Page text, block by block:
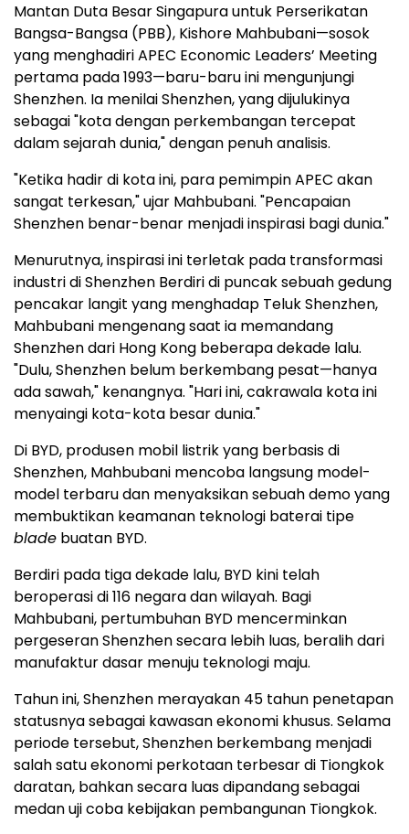
Mantan Duta Besar Singapura untuk Perserikatan
Bangsa-Bangsa (PBB), Kishore Mahbubani—sosok
yang menghadiri APEC Economic Leaders’ Meeting
pertama pada 1993—baru-baru ini mengunjungi
Shenzhen. Ia menilaiShenzhen, yang dijulukinya
sebagai "kota dengan perkembangan tercepat
dalam sejarah dunia," dengan penuh analisis.
"Ketika hadir di kota ini, para pemimpin APEC akan
sangat terkesan," ujar Mahbubani. "Pencapaian
Shenzhen benar-benar menjadi inspirasi bagi dunia."
Menurutnya, inspirasi ini terletak pada transformasi
industri di Shenzhen Berdiri di puncak sebuah gedung
pencakar langit yang menghadap Teluk Shenzhen,
Mahbubani mengenang saat ia memandang
Shenzhendari Hong Kong beberapa dekade lalu.
"Dulu,Shenzhen belum berkembang pesat—hanya
ada sawah," kenangnya. "Hari ini, cakrawala kota ini
menyaingi kota-kota besar dunia."
Di BYD, produsen mobil listrik yang berbasis di
Shenzhen, Mahbubani mencoba langsung model-
model terbaru dan menyaksikan sebuah demo yang
membuktikan keamanan teknologi baterai tipe
blade buatan BYD.
Berdiri pada tiga dekade lalu, BYD kini telah
beroperasi di 116 negara dan wilayah. Bagi
Mahbubani, pertumbuhan BYD mencerminkan
pergeseranShenzhensecara lebih luas, beralih dari
manufaktur dasar menuju teknologi maju.
Tahun ini,Shenzhen merayakan 45 tahun penetapan
statusnya sebagai kawasan ekonomi khusus. Selama
periode tersebut,Shenzhen berkembang menjadi
salah satu ekonomi perkotaan terbesar di Tiongkok
daratan, bahkan secara luas dipandang sebagai
medan uji coba kebijakan pembangunan Tiongkok.